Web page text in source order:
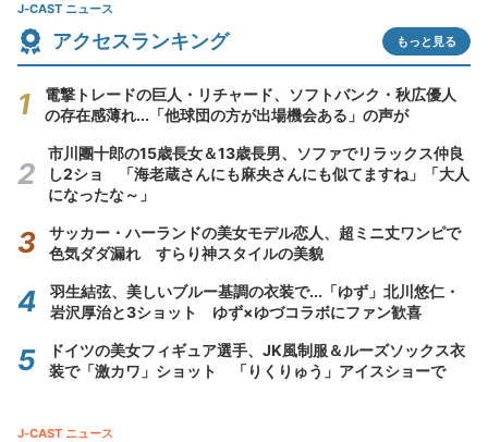
J-CAST ニュース
アクセスランキング もっと見る
電撃トレードの巨人・リチャード、ソフトバンク・秋広優人
の存在感薄れ...「他球団の方が出場機会ある」の声が
市川團十郎の15歳長女＆13歳長男、ソファでリラックス仲良
し2ショ 「海老蔵さんにも麻央さんにも似てますね」「大人
になったな～」
サッカー・ハーランドの美女モデル恋人、超ミニ丈ワンピで
色気ダダ漏れ すらり神スタイルの美貌
羽生結弦、美しいブルー基調の衣装で...「ゆず」北川悠仁・
岩沢厚治と3ショット ゆず×ゆづコラボにファン歓喜
ドイツの美女フィギュア選手、JK風制服＆ルーズソックス衣
装で「激カワ」ショット 「りくりゅう」アイスショーで
J-CAST ニュース